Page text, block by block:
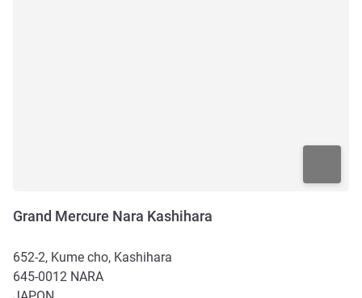
Grand Mercure Nara Kashihara
652-2, Kume cho, Kashihara
645-0012 NARA